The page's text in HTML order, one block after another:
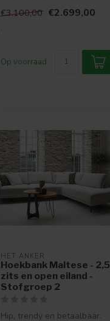
zitc...
€3.100,00 €2.699,00
.
Op voorraad
HET ANKER
Hoekbank Maltese - 2,5
zits en open eiland -
Stofgroep 2
Hip, trendy en betaalbaar.